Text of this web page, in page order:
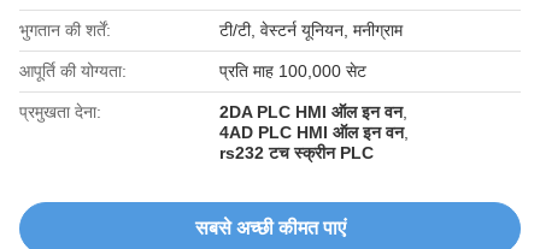
भुगतान की शर्तें: टी/टी, वेस्टर्न यूनियन, मनीग्राम
आपूर्ति की योग्यता: प्रति माह 100,000 सेट
प्रमुखता देना: 2DA PLC HMI ऑल इन वन,
4AD PLC HMI ऑल इन वन,
rs232 टच स्क्रीन PLC
सबसे अच्छी कीमत पाएं